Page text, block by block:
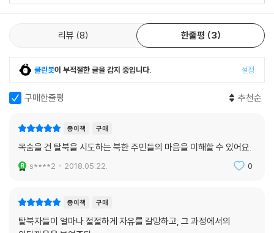
리뷰 8 한줄평 3
클린봇이 부적절한 글을 감지 중입니다. 설정
구매한줄평 추천순
종이책 구매
목숨을 건 탈북을 시도하는 북한 주민들의 마음을 이해할 수 있어요.
s****2 2018.05.22. 0
종이책 구매
탈북자들이 얼마나 절절하게 자유를 갈망하고, 그 과정에서의